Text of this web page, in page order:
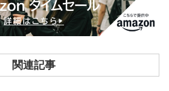
関連記事